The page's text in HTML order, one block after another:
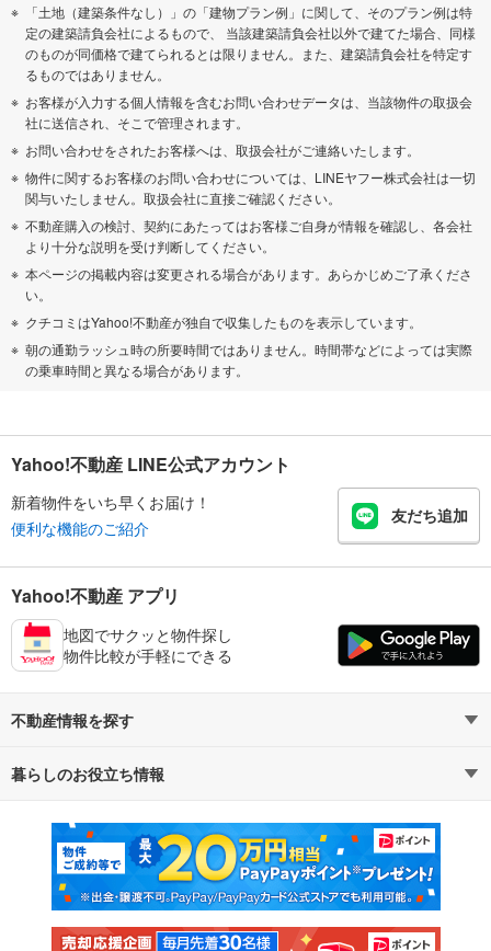
「土地（建築条件なし）」の「建物プラン例」に関して、そのプラン例は特
定の建築請負会社によるもので、 当該建築請負会社以外で建てた場合、同様
のものが同価格で建てられるとは限りません。また、建築請負会社を特定す
るものではありません。
お客様が入力する個人情報を含むお問い合わせデータは、当該物件の取扱会
社に送信され、そこで管理されます。
お問い合わせをされたお客様へは、取扱会社がご連絡いたします。
物件に関するお客様のお問い合わせについては、LINEヤフー株式会社は一切
関与いたしません。取扱会社に直接ご確認ください。
不動産購入の検討、契約にあたってはお客様ご自身が情報を確認し、各会社
より十分な説明を受け判断してください。
本ページの掲載内容は変更される場合があります。あらかじめご了承くださ
い。
クチコミはYahoo!不動産が独自で収集したものを表示しています。
朝の通勤ラッシュ時の所要時間ではありません。時間帯などによっては実際
の乗車時間と異なる場合があります。
Yahoo!不動産 LINE公式アカウント
新着物件をいち早くお届け！
便利な機能のご紹介
友だち追加
Yahoo!不動産 アプリ
地図でサクッと物件探し
物件比較が手軽にできる
不動産情報を探す
不動産・住宅
新築マンション 中古マンション
新築一戸建て 中古一戸建て
暮らしのお役立ち情報
マンションカタログ 教えて！住まいの先生